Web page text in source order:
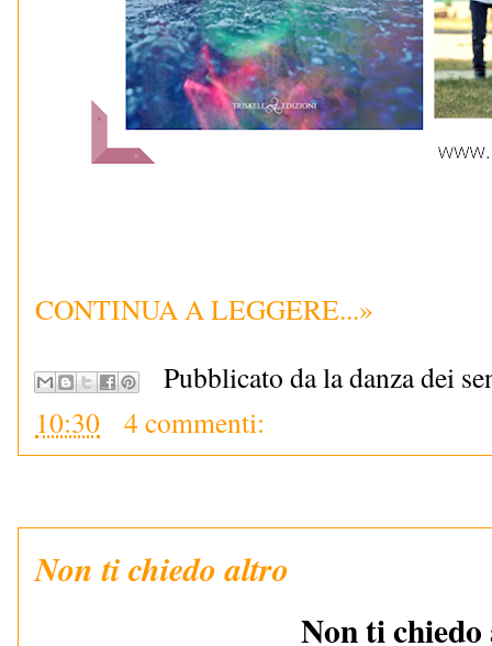
CONTINUA A LEGGERE...»
Pubblicato da la danza dei
10:30
4 commenti:
Non ti chiedo altro
Non ti